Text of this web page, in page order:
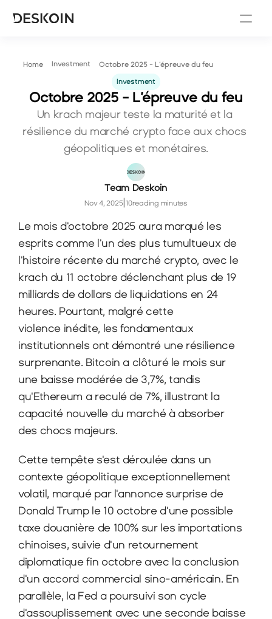
Home Investment Octobre 2025 - L’épreuve du feu
Investment
Octobre 2025 - L’épreuve du feu
Un krach majeur teste la maturité et la
résilience du marché crypto face aux chocs
géopolitiques et monétaires.
Team Deskoin
Nov 4, 2025 10reading minutes
Le mois d'octobre 2025 aura marqué les
esprits comme l'un des plus tumultueux de
l'histoire récente du marché crypto, avec le
krach du 11 octobre déclenchant plus de 19
milliards de dollars de liquidations en 24
heures. Pourtant, malgré cette
violence inédite, les fondamentaux
institutionnels ont démontré une résilience
surprenante. Bitcoin a clôturé le mois sur
une baisse modérée de 3,7%, tandis
qu'Ethereum a reculé de 7%, illustrant la
capacité nouvelle du marché à absorber
des chocs majeurs.
Cette tempête s'est déroulée dans un
contexte géopolitique exceptionnellement
volatil, marqué par l'annonce surprise de
Donald Trump le 10 octobre d'une possible
taxe douanière de 100% sur les importations
chinoises, suivie d'un retournement
diplomatique fin octobre avec la conclusion
d'un accord commercial sino-américain. En
parallèle, la Fed a poursuivi son cycle
d'assouplissement avec une seconde baisse